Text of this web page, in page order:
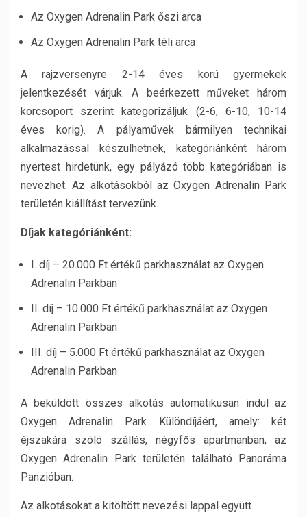
Az Oxygen Adrenalin Park őszi arca
Az Oxygen Adrenalin Park téli arca
A rajzversenyre 2-14 éves korú gyermekek
jelentkezését várjuk. A beérkezett műveket három
korcsoport szerint kategorizáljuk (2-6, 6-10, 10-14
éves korig). A pályaművek bármilyen technikai
alkalmazással készülhetnek, kategóriánként három
nyertest hirdetünk, egy pályázó több kategóriában is
nevezhet. Az alkotásokból az Oxygen Adrenalin Park
területén kiállítást tervezünk.
Díjak kategóriánként:
I. díj – 20.000 Ft értékű parkhasználat az Oxygen
Adrenalin Parkban
II. díj – 10.000 Ft értékű parkhasználat az Oxygen
Adrenalin Parkban
III. díj – 5.000 Ft értékű parkhasználat az Oxygen
Adrenalin Parkban
A beküldött összes alkotás automatikusan indul az
Oxygen Adrenalin Park Különdíjáért, amely: két
éjszakára szóló szállás, négyfős apartmanban, az
Oxygen Adrenalin Park területén található Panoráma
Panzióban.
Az alkotásokat a kitöltött nevezési lappal együtt